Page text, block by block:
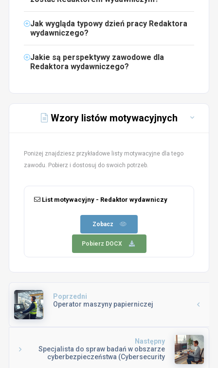
Jak wygląda typowy dzień pracy Redaktora
wydawniczego?
Jakie są perspektywy zawodowe dla
Redaktora wydawniczego?
Wzory listów motywacyjnych
Poniżej znajdziesz przykładowe listy motywacyjne dla tego
zawodu. Pobierz i dostosuj do swoich potrzeb.
List motywacyjny - Redaktor wydawniczy
Zobacz
Pobierz DOCX
Poprzedni
Operator maszyny papierniczej
Następny
Specjalista do spraw badań w obszarze
cyberbezpieczeństwa (Cybersecurity